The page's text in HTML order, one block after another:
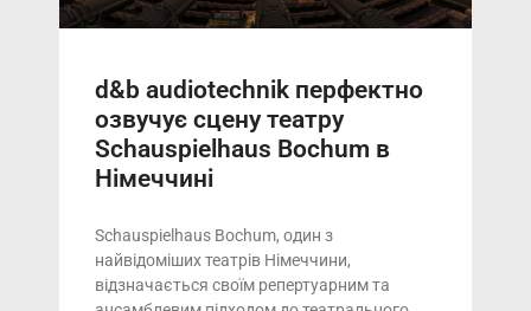
d&b audiotechnik перфектно
озвучує сцену театру
Schauspielhaus Bochum в
Німеччині
Schauspielhaus Bochum, один з
найвідоміших театрів Німеччини,
відзначається своїм репертуарним та